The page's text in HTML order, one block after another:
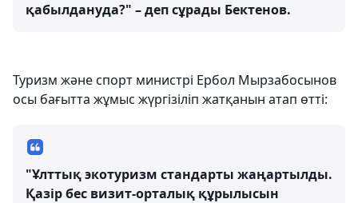
қабылдануда?" – деп сұрады Бектенов.
Туризм және спорт министрі Ербол Мырзабосынов
осы бағытта жұмыс жүргізіліп жатқанын атап өтті:
"Ұлттық экотуризм стандарты жаңартылды.
Қазір бес визит-орталық құрылысын